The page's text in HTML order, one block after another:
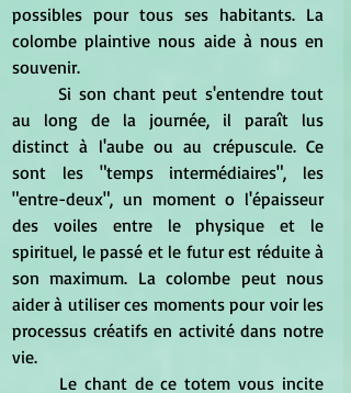
possibles pour tous ses habitants. La
colombe plaintive nous aide à nous en
souvenir.
au long de la journée, il paraît lus
distinct à l'aube ou au crépuscule. Ce
sont les "temps intermédiaires", les
"entre-deux", un moment o l'épaisseur
des voiles entre le physique et le
spirituel, le passé et le futur est réduite à
son maximum. La colombe peut nous
aider à utiliser ces moments pour voir les
processus créatifs en activité dans notre
vie.